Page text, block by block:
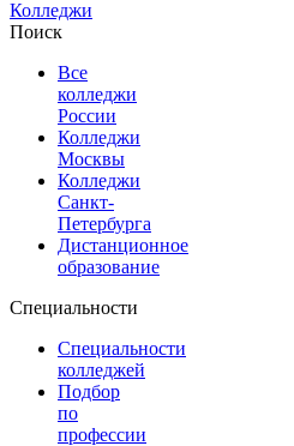
Колледжи
Поиск
Все
колледжи
России
Колледжи
Москвы
Колледжи
Санкт-
Петербурга
Дистанционное
образование
Специальности
Специальности
колледжей
Подбор
по
профессии